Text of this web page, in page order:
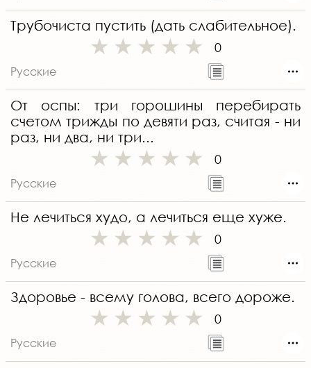
Трубочиста пустить (дать слабительное).
0
Русские
От оспы: три горошины перебирать
счетом трижды по девяти раз, считая - ни
раз, ни два, ни три...
0
Русские
Не лечиться худо, а лечиться еще хуже.
0
Русские
Здоровье - всему голова, всего дороже.
0
Русские